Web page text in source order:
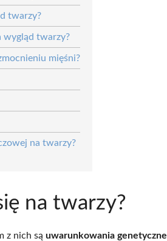
twarzy?
wygląd twarzy?
mięśni?
na twarzy?
na twarzy?
z nich są uwarunkowania genetyczne